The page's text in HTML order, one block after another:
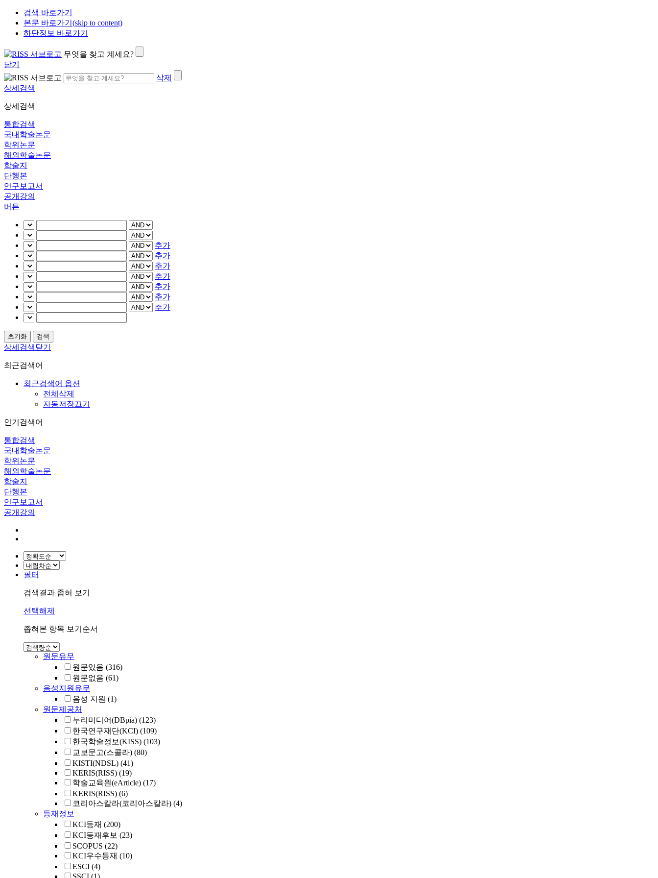
검색 바로가기
본문 바로가기(skip to content)
하단정보 바로가기
무엇을 찾고 계세요?
닫기
삭제
상세검색
상세검색
통합검색
국내학술논문
학위논문
해외학술논문
학술지
단행본
연구보고서
공개강의
버튼
추가
추가
추가
추가
추가
추가
추가
상세검색닫기
최근검색어
최근검색어 옵션
전체삭제
자동저장끄기
인기검색어
통합검색
국내학술논문
학위논문
해외학술논문
학술지
단행본
연구보고서
공개강의
필터
검색결과 좁혀 보기
선택해제
좁혀본 항목 보기순서
원문유무
원문있음 (316)
원문없음 (61)
음성지원유무
음성 지원 (1)
원문제공처
누리미디어(DBpia) (123)
한국연구재단(KCI) (109)
한국학술정보(KISS) (103)
교보문고(스콜라) (80)
KISTI(NDSL) (41)
KERIS(RISS) (19)
학술교육원(eArticle) (17)
KERIS(RISS) (6)
코리아스칼라(코리아스칼라) (4)
등재정보
KCI등재 (200)
KCI등재후보 (23)
SCOPUS (22)
KCI우수등재 (10)
ESCI (4)
SSCI (1)